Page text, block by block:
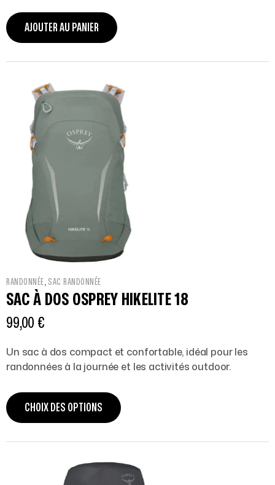
AJOUTER AU PANIER
RANDONNÉE, SAC RANDONNÉE
SAC À DOS OSPREY HIKELITE 18
99,00 €
Un sac à dos compact et confortable, idéal pour les
randonnées à la journée et les activités outdoor.
CHOIX DES OPTIONS